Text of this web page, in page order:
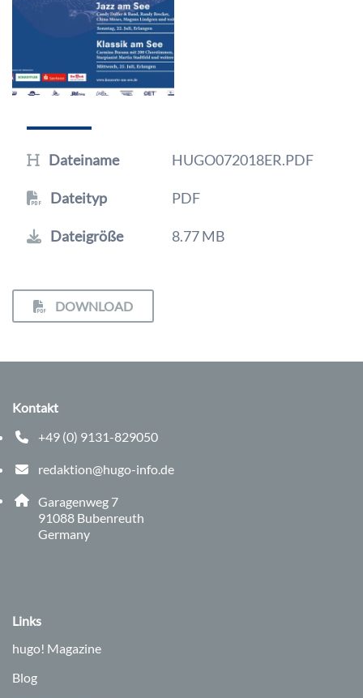
Dateiname HUGO072018ER.PDF
Dateityp PDF
Dateigröße 8.77 MB
DOWNLOAD
Kontakt
+49 (0) 9131-829050
Telefonnummer: 0 9 1 3 1 8 2 9 0 5 0
redaktion@hugo-info.de
E-Mail Adresse: redaktion@hugo-info.de
Adresse:
Garagenweg 7
91088 , 9 1 0 8 8
Bubenreuth
Germany
Links
hugo! Magazine
Blog